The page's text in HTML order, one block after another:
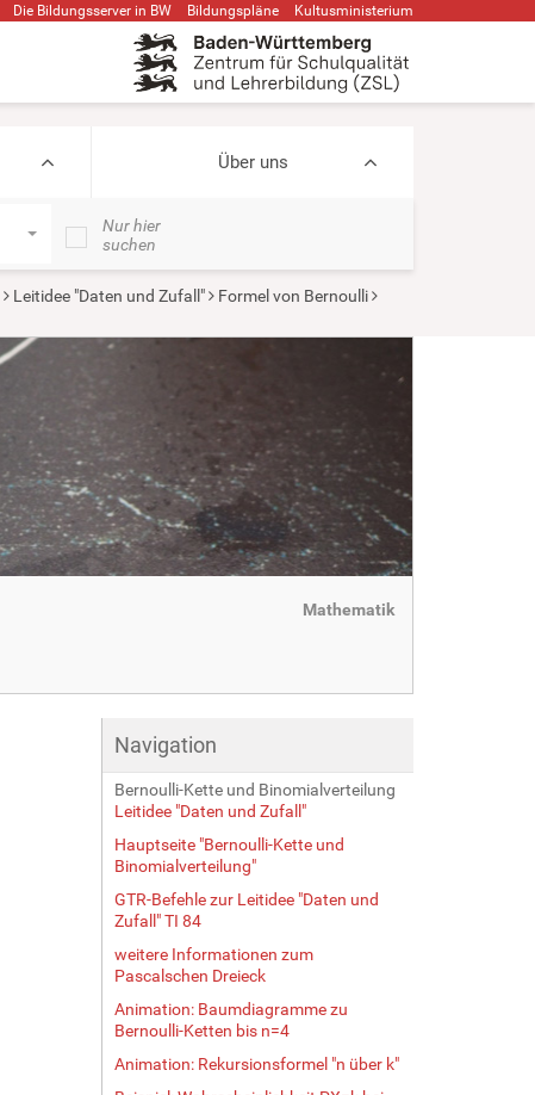
Die Bildungsserver in BW Bildungspläne Kultusministerium
Über uns
Nur hier
suchen
Leitidee "Daten und Zufall"
Formel von Bernoulli
Mathematik
Navigation
Bernoulli-Kette und Binomialverteilung
Leitidee "Daten und Zufall"
Hauptseite "Bernoulli-Kette und
Binomialverteilung"
GTR-Befehle zur Leitidee "Daten und
Zufall" TI 84
weitere Informationen zum
Pascalschen Dreieck
Animation: Baumdiagramme zu
Bernoulli-Ketten bis n=4
Animation: Rekursionsformel "n über k"